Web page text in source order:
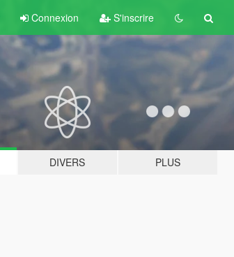
Connexion S'inscrire
DIVERS PLUS